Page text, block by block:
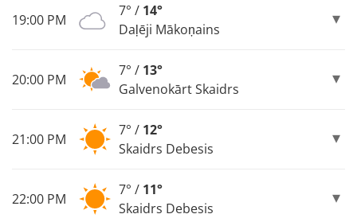
19:00 PM
7° / 14°
Daļēji Mākoņains
20:00 PM
7° / 13°
Galvenokārt Skaidrs
21:00 PM
7° / 12°
Skaidrs Debesis
22:00 PM
7° / 11°
Skaidrs Debesis